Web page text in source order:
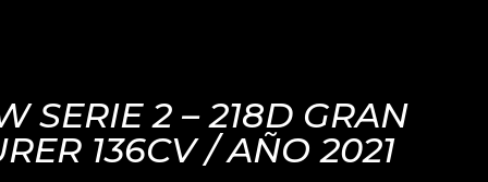
SERIE 2 – 218D GRAN
136CV / AÑO 2021